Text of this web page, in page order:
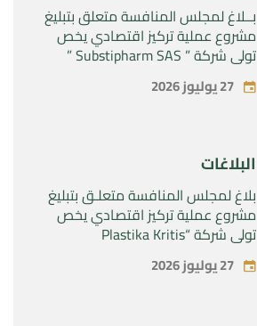
بــلاغ لمجلس المنافسة متعلق بتبليغ
مشروع عملية تركيز اقتصادي يخص
تولي شركة ” Substipharm SAS ”
المراقبة الحصرية للأصول والحقوق
المتعلقة بالمنتجين الصيدلانيين”
27 يوليوز 2026
البلاغات
بلاغ لمجلس المنافسة متعلـق بتبليغ
مشروع عملية تركيز اقتصادي يخص
تولي شركة “Plastika Kritis
SA”المراقبة الحصرية لشركة
“Naturplas Industrial SARL” 27 يوليوز 2026